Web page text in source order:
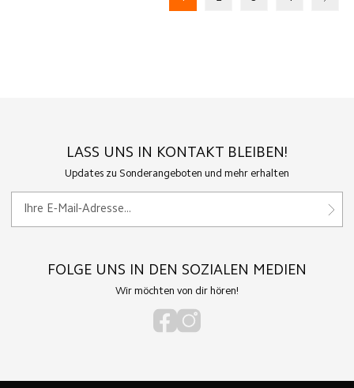
LASS UNS IN KONTAKT BLEIBEN!
Updates zu Sonderangeboten und mehr erhalten
FOLGE UNS IN DEN SOZIALEN MEDIEN
Wir möchten von dir hören!